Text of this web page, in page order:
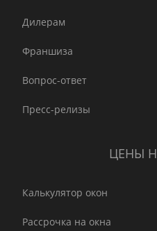
Дилерам
Франшиза
Вопрос-ответ
Пресс-релизы
ЦЕНЫ
Калькулятор окон
Рассрочка на окна